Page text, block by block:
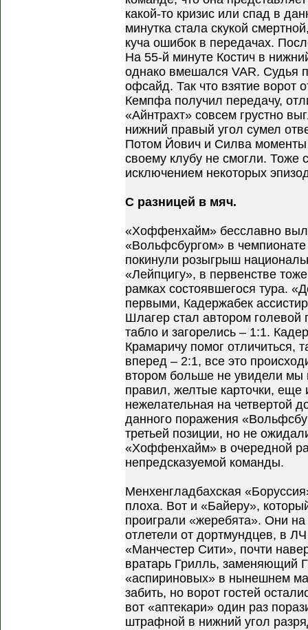
какой-то кризис или спад в
минутка стала скукой
куча ошибок в передачах.
На 55-й минуте Костич в
однако вмешался VAR. Судья
офсайд. Так что взятие ворот
Кемпфа получил передачу,
«Айнтрахт» совсем грустно
нижний правый угол сумел
Потом Йович и Силва моменты
своему клубу не смогли. Тоже
исключением некоторых
С разницей в мяч.
«Хоффенхайм» бесславно
«Вольфсбургом» в
покинули розыгрыш
«Лейпцигу», в первенстве
рамках состоявшегося тура.
первыми, Кадержабек
Шлагер стал автором голевой
табло и загорелись – 1:1.
Крамаричу помог отличиться,
вперед – 2:1, все это
втором больше не увидели мы
правил, желтые карточки, еще
нежелательная на четвертой
данного поражения
третьей позиции, но не
«Хоффенхайм» в очередной
непредсказуемой команды.
Менхенгладбахская
плоха. Вот и «Байеру»,
проиграли «жеребята». Они
отлетели от дортмундцев, в
«Манчестер Сити», почти
вратарь Грилль, заменяющий
«аспириновых» в нынешнем
забить, но ворот гостей
вот «аптекари» один раз
штрафной в нижний угол